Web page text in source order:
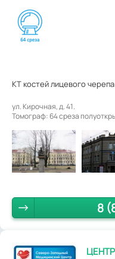
КТ костей лицевого черепа
ул. Кирочная, д. 41.
Томограф: 64 среза
8